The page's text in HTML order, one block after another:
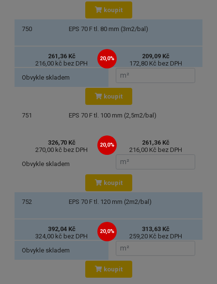
koupit
750 EPS 70 F tl. 80 mm (3m2/bal)
261,36 Kč 20,0%
216,00 kč bez DPH
209,09 Kč
172,80 Kč bez DPH
Obvykle skladem
koupit
751 EPS 70 F tl. 100 mm (2,5m2/bal)
326,70 Kč 20,0%
270,00 kč bez DPH
261,36 Kč
216,00 Kč bez DPH
Obvykle skladem
koupit
752 EPS 70 F tl. 120 mm (2m2/bal)
392,04 Kč 20,0%
324,00 kč bez DPH
313,63 Kč
259,20 Kč bez DPH
Obvykle skladem
koupit